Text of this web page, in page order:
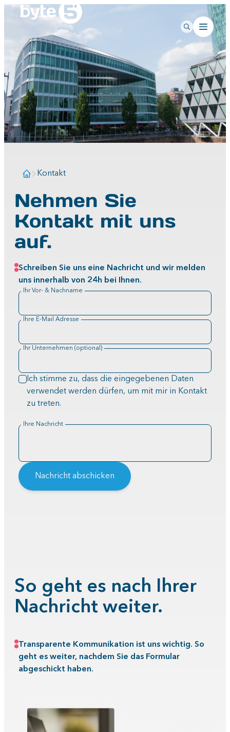
Kontakt
Nehmen Sie
Kontakt mit uns
auf.
Schreiben Sie uns eine Nachricht und wir melden
uns innerhalb von 24h bei Ihnen.
Ihr Vor- & Nachname
Ihre E-Mail Adresse
Ihr Unternehmen (optional)
Ich stimme zu, dass die eingegebenen Daten
verwendet werden dürfen, um mit mir in Kontakt
zu treten.
Ihre Nachricht
Nachricht abschicken
So geht es nach Ihrer
Nachricht weiter.
Transparente Kommunikation ist uns wichtig. So
geht es weiter, nachdem Sie das Formular
abgeschickt haben.